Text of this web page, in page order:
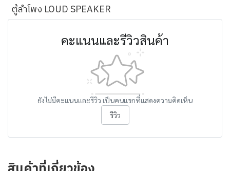
ตู้ลำโพง LOUD SPEAKER
คะแนนและรีวิวสินค้า
ยังไม่มีคะแนนและรีวิว เป็นคนแรกที่แสดงความคิดเห็น
รีวิว